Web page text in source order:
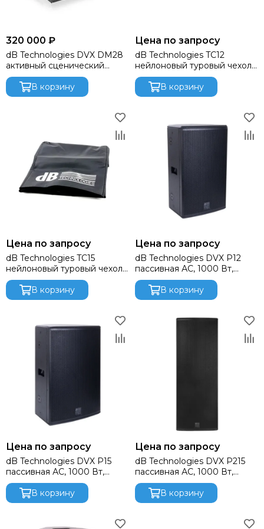
Funktion-One
Global Effects
I LIGHTING
INTREND
Invotone
KAWAI
KRAMER
Kauber
L Acoustics
LightСraft
Lightlink
Light Sky
Light Union
Lift Craft
Lumien
MACKIE
Magmatic FX
Martin
NEXO
Neumann
OnStage
Obsidian
Pioneer
Philips
320 000 ₽
dB Technologies DVX DM28
активный сценический
монитор, 750 Вт, динамик 8
дюймовВ корзину
Цена по запросу
dB Technologies TC12
нейлоновый туровый чехол
для DVX-12HP
В корзину
Цена по запросу
dB Technologies TC15
нейлоновый туровый чехол
для DVX-15HP
В корзину
Цена по запросу
dB Technologies DVX P12
пассивная АС, 1000 Вт,
динамик 12 дюймов
В корзину
Цена по запросу
dB Technologies DVX P15
пассивная АС, 1000 Вт,
динамик 15 дюймов
В корзину
Цена по запросу
dB Technologies DVX P215
пассивная АС, 1000 Вт,
динамик 15 дюймов
В корзину